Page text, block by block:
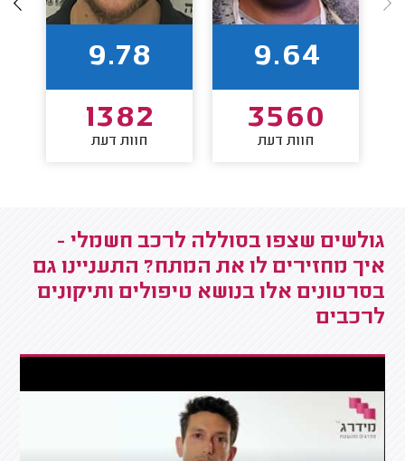
9.64
3560
חוות דעת
9.78
1382
חוות דעת
גולשים שצפו בסוללה לרכב חשמלי -
איך מחזירים לו את המתח? התעניינו גם
בסרטונים אלו בנושא טיפולים ותיקונים
לרכבים